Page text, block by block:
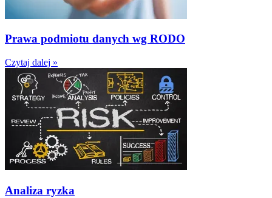
Prawa podmiotu danych wg RODO
Czytaj dalej »
Analiza ryzka